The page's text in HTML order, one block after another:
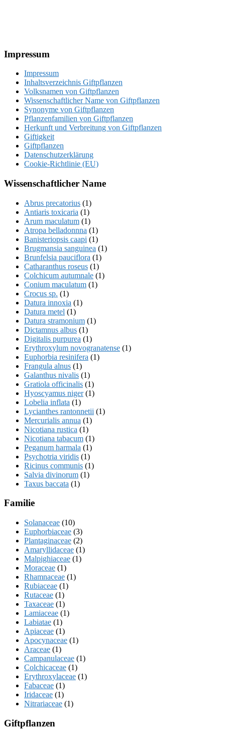
Footer
Impressum
Impressum
Inhaltsverzeichnis Giftpflanzen
Volksnamen von Giftpflanzen
Wissenschaftlicher Name von Giftpflanzen
Synonyme von Giftpflanzen
Pflanzenfamilien von Giftpflanzen
Herkunft und Verbreitung von Giftpflanzen
Giftigkeit
Giftpflanzen
Datenschutzerklärung
Cookie-Richtlinie (EU)
Wissenschaftlicher Name
Abrus precatorius (1)
Antiaris toxicaria (1)
Arum maculatum (1)
Atropa belladonnna (1)
Banisteriopsis caapi (1)
Brugmansia sanguinea (1)
Brunfelsia pauciflora (1)
Catharanthus roseus (1)
Colchicum autumnale (1)
Conium maculatum (1)
Crocus sp. (1)
Datura innoxia (1)
Datura metel (1)
Datura stramonium (1)
Dictamnus albus (1)
Digitalis purpurea (1)
Erythroxylum novogranatense (1)
Euphorbia resinifera (1)
Frangula alnus (1)
Galanthus nivalis (1)
Gratiola officinalis (1)
Hyoscyamus niger(1)
Lobelia inflata (1)
Lycianthes rantonnetii (1)
Mercurialis annua (1)
Nicotiana rustica (1)
Nicotiana tabacum (1)
Peganum harmala (1)
Psychotria viridis (1)
Ricinus communis (1)
Salvia divinorum (1)
Taxus baccata (1)
Familie
Solanaceae (10)
Euphorbiaceae (3)
Plantaginaceae (2)
Amaryllidaceae (1)
Malpighiaceae (1)
Moraceae (1)
Rhamnaceae (1)
Rubiaceae (1)
Rutaceae (1)
Taxaceae (1)
Lamiaceae (1)
Labiatae (1)
Apiaceae (1)
Apocynaceae (1)
Araceae (1)
Campanulaceae (1)
Colchicaceae (1)
Erythroxylaceae (1)
Fabaceae (1)
Iridaceae (1)
Nitrariaceae (1)
Giftpflanzen